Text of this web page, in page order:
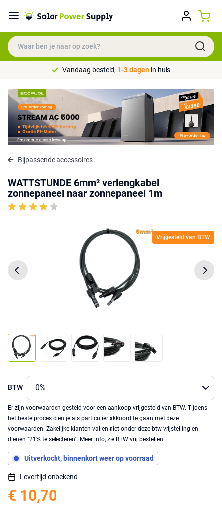
Vandaag besteld, 1-3 dagen in huis
Bijpassende accessoires
WATTSTUNDE 6mm² verlengkabel
zonnepaneel naar zonnepaneel 1m
Vrijgesteld van BTW
BTW
Er zijn voorwaarden gesteld voor een aankoop vrijgesteld van BTW. Tijdens
het bestelproces dien je als particulier akkoord te gaan met deze
voorwaarden. Zakelijke klanten vallen niet onder deze btw-vrijstelling en
dienen "21% te selecteren". Meer info, zie BTW vrij bestellen
Uitverkocht, binnenkort weer op voorraad
Levertijd onbekend
€ 10,70